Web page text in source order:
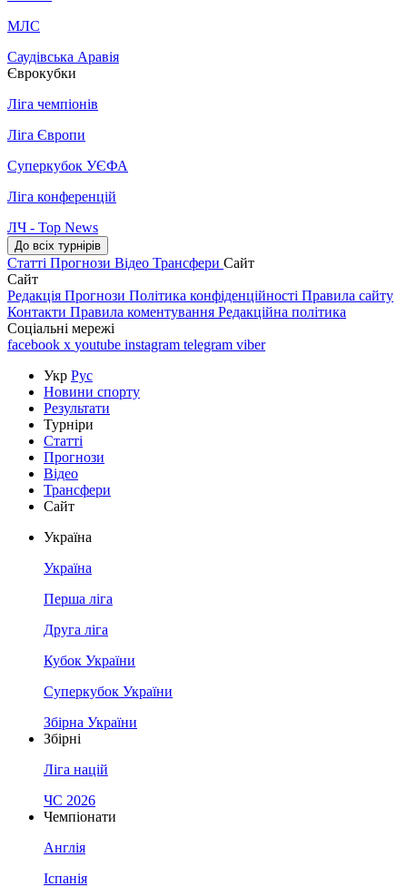
МЛС
Саудівська Аравія
Єврокубки
Ліга чемпіонів
Ліга Європи
Суперкубок УЄФА
Ліга конференцій
ЛЧ - Top News
До всіх турнірів
Статті Прогнози Відео Трансфери Сайт
Сайт
Редакція Прогнози Політика конфіденційності Правила сайту
Контакти Правила коментування Редакційна політика
Соціальні мережі
facebook x youtube instagram telegram viber
Укр Рус
Новини спорту
Результати
Турніри
Статті
Прогнози
Відео
Трансфери
Сайт
Україна
Україна
Перша ліга
Друга ліга
Кубок України
Суперкубок України
Збірна України
Збірні
Ліга націй
ЧС 2026
Чемпіонати
Англія
Іспанія